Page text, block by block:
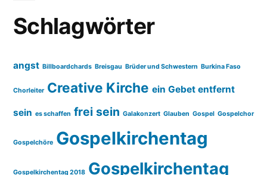
Schlagwörter
angst Billboardchards Breisgau Brüder und Schwestern Burkina Faso
Chorleiter Creative Kirche ein Gebet entfernt
sein es schaffen frei sein Galakonzert Glauben Gospel Gospelchor
Gospelchöre Gospelkirchentag
Gospelkirchentag 2018 Gospelkirchentag